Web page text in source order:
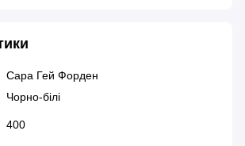
Сара Гей Форден
Чорно-білі
400